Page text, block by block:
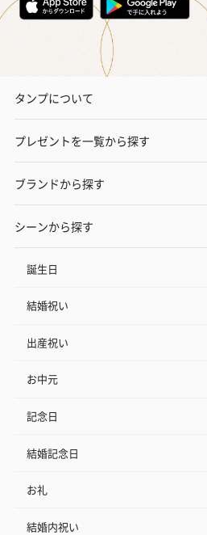
タンプについて
プレゼントを一覧から探す
ブランドから探す
シーンから探す
誕生日
結婚祝い
出産祝い
お中元
記念日
結婚記念日
お礼
結婚内祝い